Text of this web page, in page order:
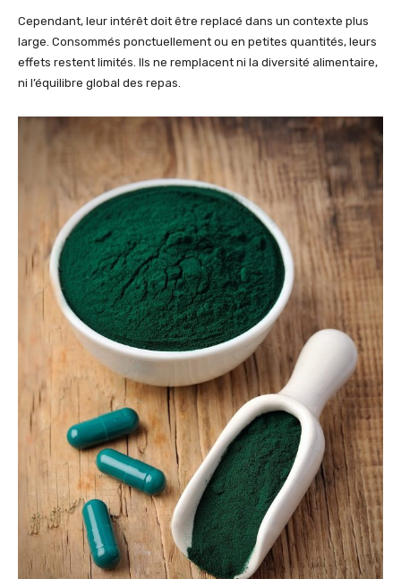
Cependant, leur intérêt doit être replacé dans un contexte plus
large. Consommés ponctuellement ou en petites quantités, leurs
effets restent limités. Ils ne remplacent ni la diversité alimentaire,
ni l’équilibre global des repas.